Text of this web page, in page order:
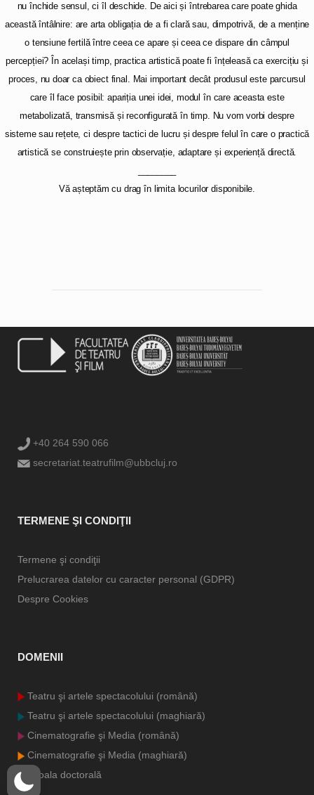
nu închide sensul, ci îl deschide. De aici și întrebarea care poate ghida
această întâlnire: are arta obligația de a fi clară sau, dimpotrivă, de a menține
o tensiune fertilă între ceea ce apare și ceea ce dispare din câmpul
percepției? În același timp, practica artistică poate fi înțeleasă ca exercițiu și
proces, nu doar ca obiect final. Mai important decât produsul este parcursul
care îl face posibil: apariția unei idei, modul în care aceasta este
metabolizată, transmisă și reconfigurată în timp. Nu vom vorbi despre
sisteme sau rețete, ci despre tactici de lucru și despre felul în care o practică
artistică se construiește prin observație, adaptare și experiență directă.
Vă așteptăm cu drag în limita locurilor disponibile.
+40 264 590 066
secretariat.teatrufilm@ubbcluj.ro
TERMENE ŞI CONDIŢII
Termene şi condiţii
Prelucrarea datelor cu caracter personal (GDPR)
Despre Cookies
DOMENII
Teatru şi artele spectacolului (română)
Teatru şi artele spectacolului (maghiară)
Cinematografie şi Media (română)
Cinematografie şi Media (maghiară)
Şcoala doctorală